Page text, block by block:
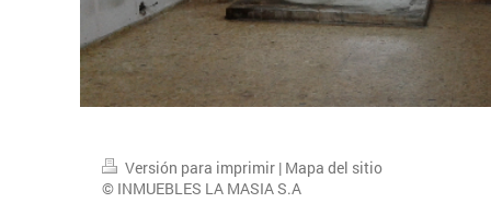
Versión para imprimir | Mapa del sitio
© INMUEBLES LA MASIA S.A